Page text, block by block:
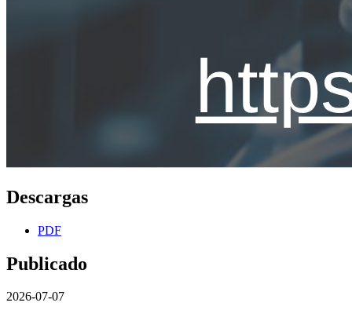
Descargas
PDF
Publicado
2026-07-07